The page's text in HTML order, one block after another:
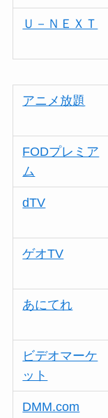
Ｕ－ＮＥＸＴ
アニメ放題
FODプレミア
ム
dTV
ゲオTV
あにてれ
ビデオマーケ
ット
DMM.com